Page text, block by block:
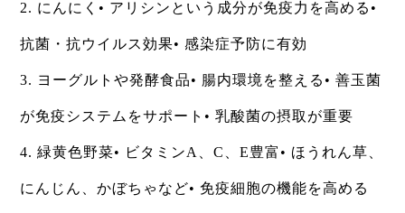
2. にんにく• アリシンという成分が免疫力を高める•
抗菌・抗ウイルス効果• 感染症予防に有効
3. ヨーグルトや発酵食品• 腸内環境を整える• 善玉菌
が免疫システムをサポート• 乳酸菌の摂取が重要
4. 緑黄色野菜• ビタミンA、C、E豊富• ほうれん草、
にんじん、かぼちゃなど• 免疫細胞の機能を高める